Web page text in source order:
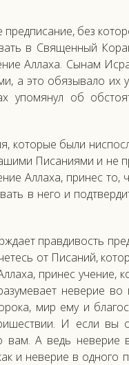
без
в Священный
Аллаха. Сынам
а это обязывало
упомянул об
которые были
Писаниями и не
Аллаха, принес
в него и
правдивость
от Писаний,
принес учение,
неверие
мир ему и
И если вы
вам. А ведь неверие
и неверие в одного